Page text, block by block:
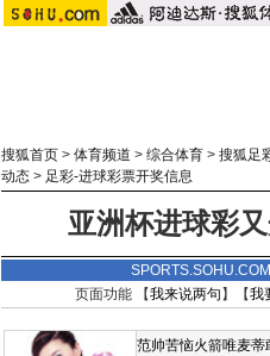
搜狐首页 > 体育频道 > 综合体育 > 搜狐足
动态 > 足彩-进球彩票开奖信息
亚洲杯进球彩
页面功能 【我来说两句 】【我
范帅苦恼火箭唯麦蒂